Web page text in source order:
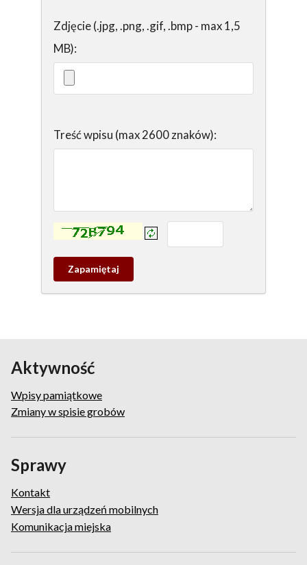
Zdjęcie (.jpg, .png, .gif, .bmp - max 1,5
MB):
Treść wpisu (max 2600 znaków):
Kontrola - wprowadź tekst z obrazka:
Zapamietaj
wpis
Aktywność
Wpisy pamiątkowe
Zmiany w spisie grobów
Sprawy
Kontakt
Wersja dla urządzeń mobilnych
Komunikacja miejska